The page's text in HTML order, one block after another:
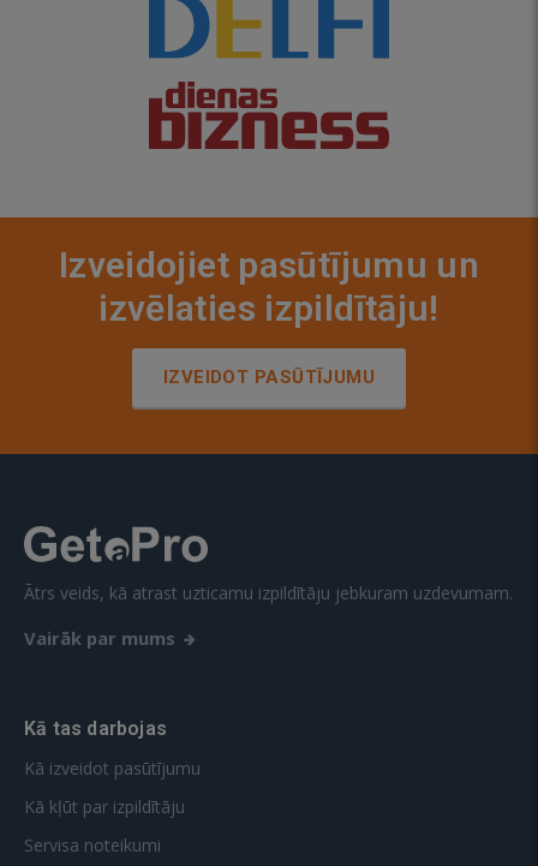
Izveidojiet pasūtījumu un
izvēlaties izpildītāju!
IZVEIDOT PASŪTĪJUMU
Ātrs veids, kā atrast uzticamu izpildītāju jebkuram uzdevumam.
Vairāk par mums
Kā tas darbojas
Kā izveidot pasūtījumu
Kā kļūt par izpildītāju
Servisa noteikumi